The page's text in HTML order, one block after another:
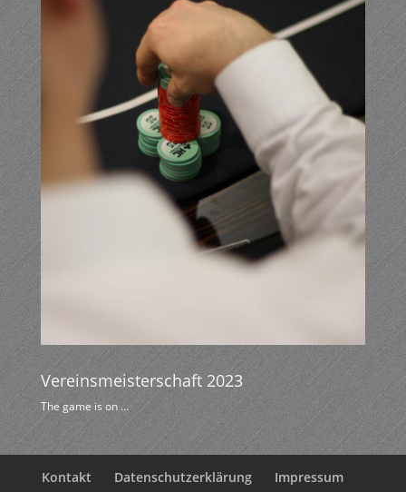
Vereinsmeisterschaft 2023
The game is on …
Kontakt Datenschutzerklärung Impressum